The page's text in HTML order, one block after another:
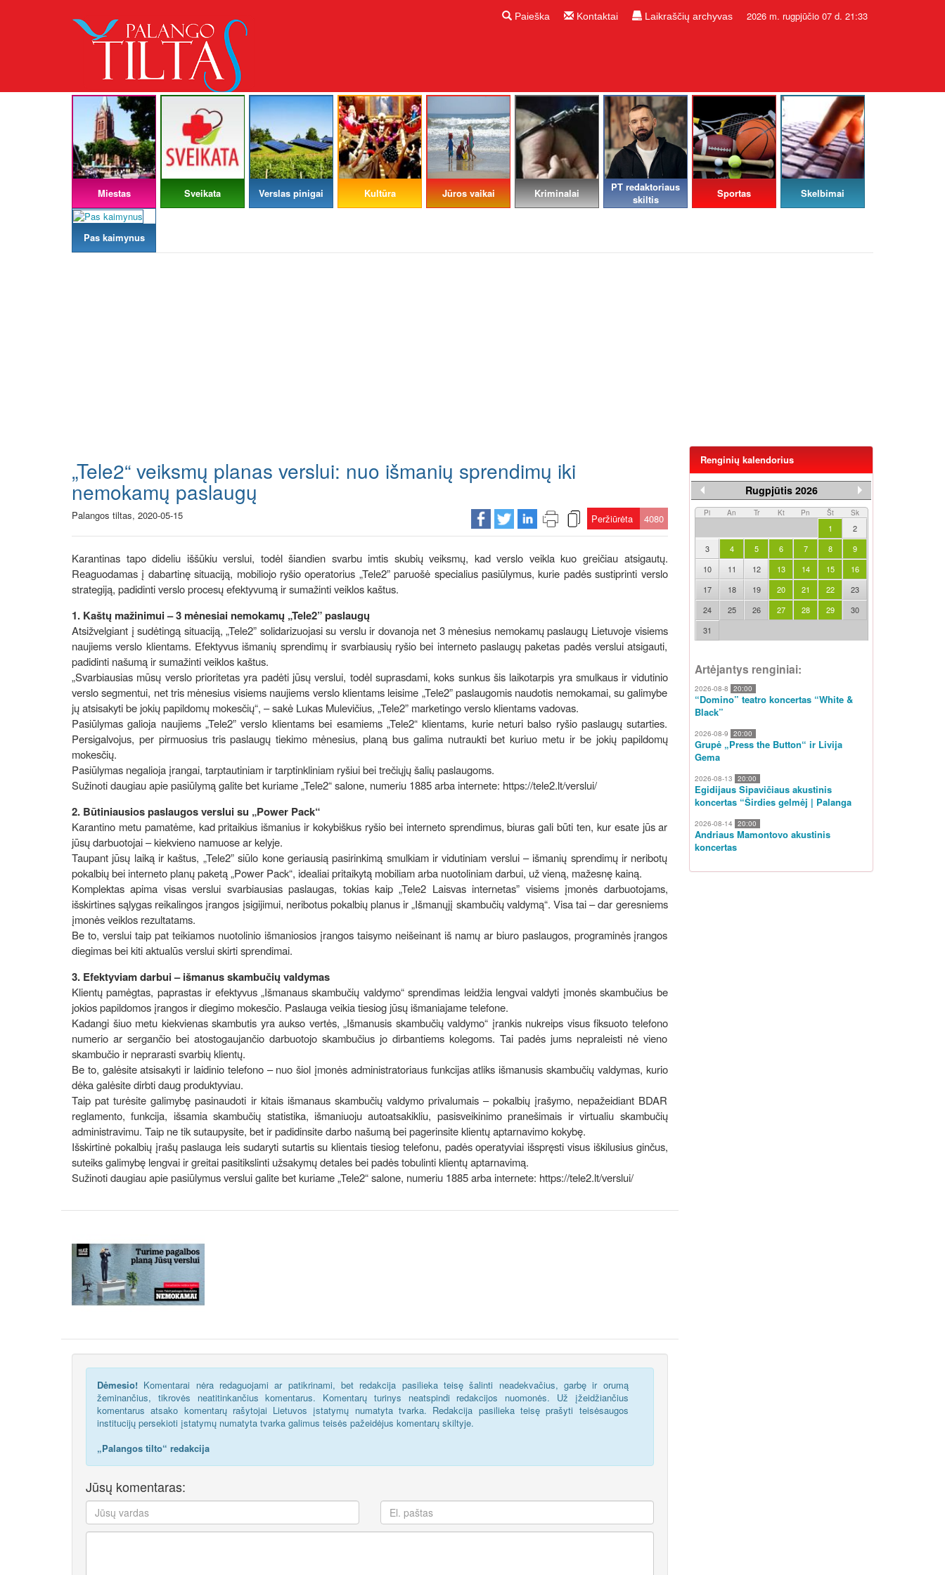
Paieška Kontaktai Laikraščių archyvas 2026 m. rugpjūčio 07 d. 21:33
Miestas Sveikata Verslas pinigai Kultūra Jūros vaikai Kriminalai
PT redaktoriaus
skiltis
Sportas Skelbimai
Pas kaimynus
„Tele2“ veiksmų planas verslui: nuo išmanių sprendimų iki
nemokamų paslaugų
Palangos tiltas, 2020-05-15 Peržiūrėta 4080
Karantinas tapo dideliu iššūkiu verslui, todėl šiandien svarbu imtis skubių veiksmų, kad verslo veikla kuo greičiau atsigautų.
Reaguodamas į dabartinę situaciją, mobiliojo ryšio operatorius „Tele2” paruošė specialius pasiūlymus, kurie padės sustiprinti verslo
strategiją, padidinti verslo procesų efektyvumą ir sumažinti veiklos kaštus.
1. Kaštų mažinimui – 3 mėnesiai nemokamų „Tele2” paslaugų
Atsižvelgiant į sudėtingą situaciją, „Tele2” solidarizuojasi su verslu ir dovanoja net 3 mėnesius nemokamų paslaugų Lietuvoje visiems
naujiems verslo klientams. Efektyvus išmanių sprendimų ir svarbiausių ryšio bei interneto paslaugų paketas padės verslui atsigauti,
padidinti našumą ir sumažinti veiklos kaštus.
„Svarbiausias mūsų verslo prioritetas yra padėti jūsų verslui, todėl suprasdami, koks sunkus šis laikotarpis yra smulkaus ir vidutinio
verslo segmentui, net tris mėnesius visiems naujiems verslo klientams leisime „Tele2” paslaugomis naudotis nemokamai, su galimybe
jų atsisakyti be jokių papildomų mokesčių“, – sakė Lukas Mulevičius, „Tele2” marketingo verslo klientams vadovas.
Pasiūlymas galioja naujiems „Tele2” verslo klientams bei esamiems „Tele2“ klientams, kurie neturi balso ryšio paslaugų sutarties.
Persigalvojus, per pirmuosius tris paslaugų tiekimo mėnesius, planą bus galima nutraukti bet kuriuo metu ir be jokių papildomų
mokesčių.
Pasiūlymas negalioja įrangai, tarptautiniam ir tarptinkliniam ryšiui bei trečiųjų šalių paslaugoms.
Sužinoti daugiau apie pasiūlymą galite bet kuriame „Tele2“ salone, numeriu 1885 arba internete: https://tele2.lt/verslui/
2. Būtiniausios paslaugos verslui su „Power Pack“
Karantino metu pamatėme, kad pritaikius išmanius ir kokybiškus ryšio bei interneto sprendimus, biuras gali būti ten, kur esate jūs ar
jūsų darbuotojai – kiekvieno namuose ar kelyje.
Taupant jūsų laiką ir kaštus, „Tele2” siūlo kone geriausią pasirinkimą smulkiam ir vidutiniam verslui – išmanių sprendimų ir neribotų
pokalbių bei interneto planų paketą „Power Pack“, idealiai pritaikytą mobiliam arba nuotoliniam darbui, už vieną, mažesnę kainą.
Komplektas apima visas verslui svarbiausias paslaugas, tokias kaip „Tele2 Laisvas internetas” visiems įmonės darbuotojams,
išskirtines sąlygas reikalingos įrangos įsigijimui, neribotus pokalbių planus ir „Išmanųjį skambučių valdymą“. Visa tai – dar geresniems
įmonės veiklos rezultatams.
Be to, verslui taip pat teikiamos nuotolinio išmaniosios įrangos taisymo neišeinant iš namų ar biuro paslaugos, programinės įrangos
diegimas bei kiti aktualūs verslui skirti sprendimai.
3. Efektyviam darbui – išmanus skambučių valdymas
Klientų pamėgtas, paprastas ir efektyvus „Išmanaus skambučių valdymo“ sprendimas leidžia lengvai valdyti įmonės skambučius be
jokios papildomos įrangos ir diegimo mokesčio. Paslauga veikia tiesiog jūsų išmaniajame telefone.
Kadangi šiuo metu kiekvienas skambutis yra aukso vertės, „Išmanusis skambučių valdymo“ įrankis nukreips visus fiksuoto telefono
numerio ar sergančio bei atostogaujančio darbuotojo skambučius jo dirbantiems kolegoms. Tai padės jums nepraleisti nė vieno
skambučio ir neprarasti svarbių klientų.
Be to, galėsite atsisakyti ir laidinio telefono – nuo šiol įmonės administratoriaus funkcijas atliks išmanusis skambučių valdymas, kurio
dėka galėsite dirbti daug produktyviau.
Taip pat turėsite galimybę pasinaudoti ir kitais išmanaus skambučių valdymo privalumais – pokalbių įrašymo, nepažeidiant BDAR
reglamento, funkcija, išsamia skambučių statistika, išmaniuoju autoatsakikliu, pasisveikinimo pranešimais ir virtualiu skambučių
administravimu. Taip ne tik sutaupysite, bet ir padidinsite darbo našumą bei pagerinsite klientų aptarnavimo kokybę.
Išskirtinė pokalbių įrašų paslauga leis sudaryti sutartis su klientais tiesiog telefonu, padės operatyviai išspręsti visus iškilusius ginčus,
suteiks galimybę lengvai ir greitai pasitikslinti užsakymų detales bei padės tobulinti klientų aptarnavimą.
Sužinoti daugiau apie pasiūlymus verslui galite bet kuriame „Tele2“ salone, numeriu 1885 arba internete: https://tele2.lt/verslui/
Dėmesio! Komentarai nėra redaguojami ar patikrinami, bet redakcija pasilieka teisę šalinti neadekvačius, garbę ir orumą
žeminančius, tikrovės neatitinkančius komentarus. Komentarų turinys neatspindi redakcijos nuomonės. Už įžeidžiančius
komentarus atsako komentarų rašytojai Lietuvos įstatymų numatyta tvarka. Redakcija pasilieka teisę prašyti teisėsaugos
institucijų persekioti įstatymų numatyta tvarka galimus teisės pažeidėjus komentarų skiltyje.
„Palangos tilto“ redakcija
Jūsų komentaras:
Renginių kalendorius
Rugpjūtis 2026
Pi An Tr Kt Pn Št Sk
1
2
3
4 5 6 7 8
9
10
11 12 13 14 15
16
17
18 19 20 21 22
23
24
25 26 27 28 29
30
31
Artėjantys renginiai:
2026-08-8 20:00
“Domino” teatro koncertas “White &
Black”
2026-08-9 20:00
Grupė „Press the Button“ ir Livija
Gema
2026-08-13 20:00
Egidijaus Sipavičiaus akustinis
koncertas “Širdies gelmėj | Palanga
2026-08-14 20:00
Andriaus Mamontovo akustinis
koncertas